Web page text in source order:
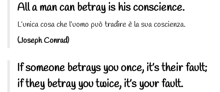
All a man can betray is his conscience.
L’unica cosa che l’uomo può tradire è la sua coscienza.
(Joseph Conrad)
If someone betrays you once, it’s their fault;
if they betray you twice, it’s your fault.